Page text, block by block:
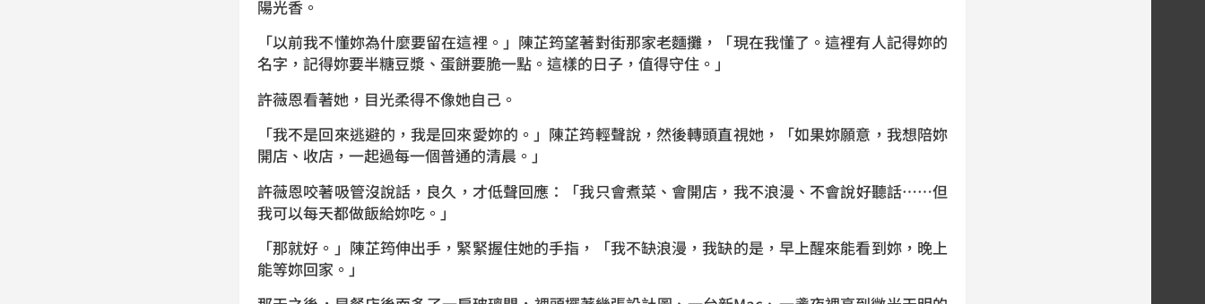
陽光香。
「以前我不懂妳為什麼要留在這裡。」陳芷筠望著對街那家老麵攤，「現在我懂了。這裡有人記得妳的
名字，記得妳要半糖豆漿、蛋餅要脆一點。這樣的日子，值得守住。」
許薇恩看著她，目光柔得不像她自己。
「我不是回來逃避的，我是回來愛妳的。」陳芷筠輕聲說，然後轉頭直視她，「如果妳願意，我想陪妳
開店、收店，一起過每一個普通的清晨。」
許薇恩咬著吸管沒說話，良久，才低聲回應：「我只會煮菜、會開店，我不浪漫、不會說好聽話……但
我可以每天都做飯給妳吃。」
「那就好。」陳芷筠伸出手，緊緊握住她的手指，「我不缺浪漫，我缺的是，早上醒來能看到妳，晚上
能等妳回家。」